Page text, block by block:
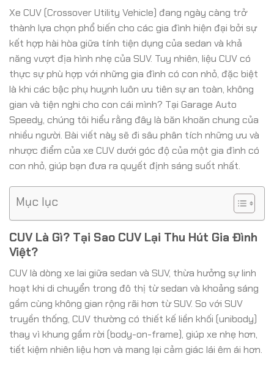
Xe CUV (Crossover Utility Vehicle) đang ngày càng trở
thành lựa chọn phổ biến cho các gia đình hiện đại bởi sự
kết hợp hài hòa giữa tính tiện dụng của sedan và khả
năng vượt địa hình nhẹ của SUV. Tuy nhiên, liệu CUV có
thực sự phù hợp với những gia đình có con nhỏ, đặc biệt
là khi các bậc phụ huynh luôn ưu tiên sự an toàn, không
gian và tiện nghi cho con cái mình? Tại Garage Auto
Speedy, chúng tôi hiểu rằng đây là băn khoăn chung của
nhiều người. Bài viết này sẽ đi sâu phân tích những ưu và
nhược điểm của xe CUV dưới góc độ của một gia đình có
con nhỏ, giúp bạn đưa ra quyết định sáng suốt nhất.
Mục lục
CUV Là Gì? Tại Sao CUV Lại Thu Hút Gia Đình
Việt?
CUV là dòng xe lai giữa sedan và SUV, thừa hưởng sự linh
hoạt khi di chuyển trong đô thị từ sedan và khoảng sáng
gầm cùng không gian rộng rãi hơn từ SUV. So với SUV
truyền thống, CUV thường có thiết kế liền khối (unibody)
thay vì khung gầm rời (body-on-frame), giúp xe nhẹ hơn,
tiết kiệm nhiên liệu hơn và mang lại cảm giác lái êm ái hơn.